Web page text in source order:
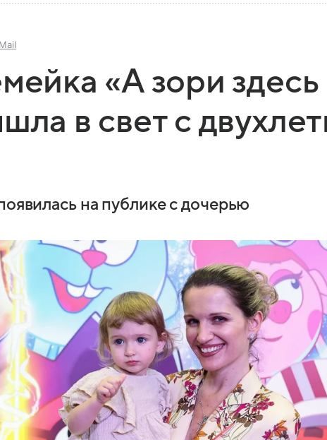
«А зори здесь
в свет с
на публике с дочерью